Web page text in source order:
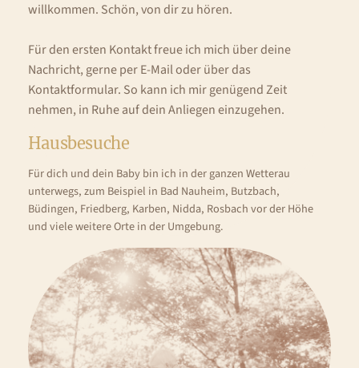
willkommen. Schön, von dir zu hören.
Für den ersten Kontakt freue ich mich über deine
Nachricht, gerne per E-Mail oder über das
Kontaktformular. So kann ich mir genügend Zeit
nehmen, in Ruhe auf dein Anliegen einzugehen.
Hausbesuche
Für dich und dein Baby bin ich in der ganzen Wetterau
unterwegs, zum Beispiel in Bad Nauheim, Butzbach,
Büdingen, Friedberg, Karben, Nidda, Rosbach vor der Höhe
und viele weitere Orte in der Umgebung.